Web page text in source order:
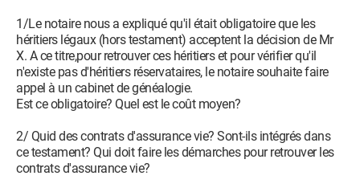
1/Le notaire nous a expliqué qu'il était obligatoire que les
héritiers légaux (hors testament) acceptent la décision de Mr
X. A ce titre,pour retrouver ces héritiers et pour vérifier qu'il
n'existe pas d'héritiers réservataires, le notaire souhaite faire
appel à un cabinet de généalogie.
Est ce obligatoire? Quel est le coût moyen?
2/ Quid des contrats d'assurance vie? Sont-ils intégrés dans
ce testament? Qui doit faire les démarches pour retrouver les
contrats d'assurance vie?